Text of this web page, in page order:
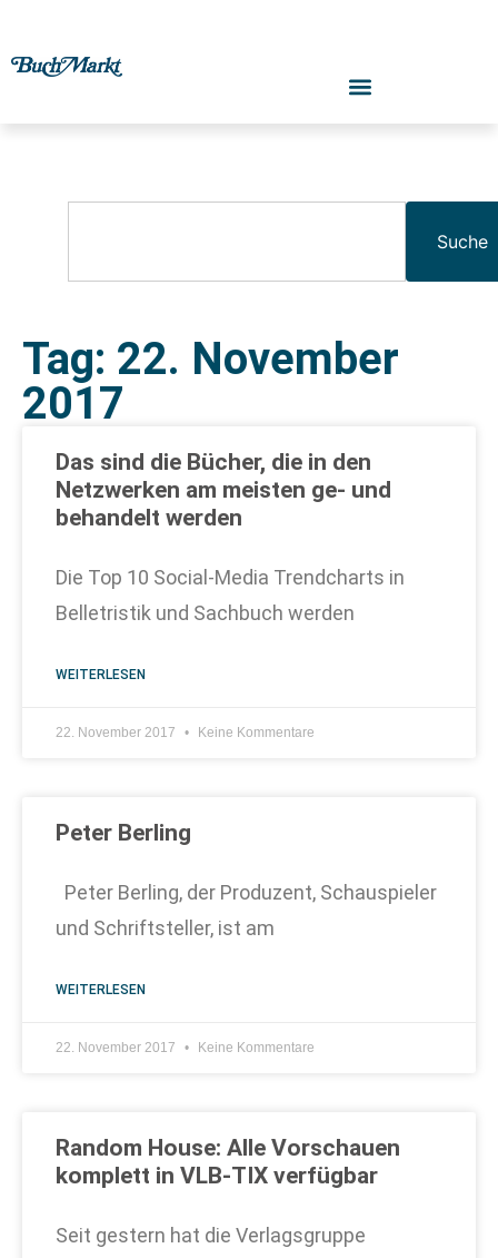
Suche
Tag: 22. November
2017
Das sind die Bücher, die in den
Netzwerken am meisten ge- und
behandelt werden
Die Top 10 Social-Media Trendcharts in
Belletristik und Sachbuch werden
WEITERLESEN
22. November 2017 Keine Kommentare
Peter Berling
Peter Berling, der Produzent, Schauspieler
und Schriftsteller, ist am
WEITERLESEN
22. November 2017 Keine Kommentare
Random House: Alle Vorschauen
komplett in VLB-TIX verfügbar
Seit gestern hat die Verlagsgruppe